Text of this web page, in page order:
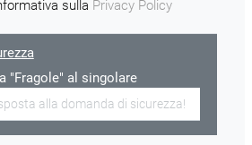
sulla Privacy Policy
"Fragole" al singolare